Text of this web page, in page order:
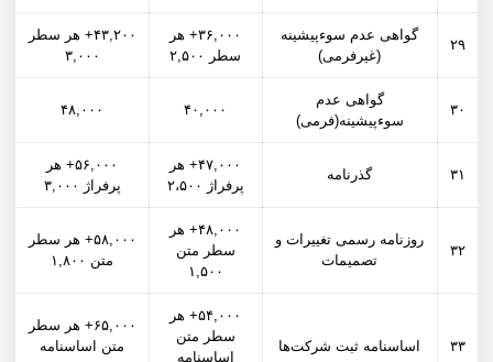
۲۹
گواهی عدم سوءپیشینه
(غیرفرمی)
۳۶,۰۰۰+ هر
سطر ۲,۵۰۰
۴۳,۲۰۰+ هر سطر
۳,۰۰۰
۳۰
گواهی عدم
سوءپیشینه(فرمی)
۴۰,۰۰۰ ۴۸,۰۰۰
۳۱ گذرنامه
۴۷,۰۰۰+ هر
پرفراژ ۲،۵۰۰
۵۶,۰۰۰+ هر
پرفراژ ۳,۰۰۰
۳۲
روزنامه رسمی تغییرات و
تصمیمات
۴۸,۰۰۰+ هر
سطر متن
۱,۵۰۰
۵۸,۰۰۰+ هر سطر
متن ۱,۸۰۰
۳۳ اساسنامه ثبت شرکت‌ها
۵۴,۰۰۰+ هر
سطر متن
اساسنامه
۶۵,۰۰۰+ هر سطر
متن اساسنامه